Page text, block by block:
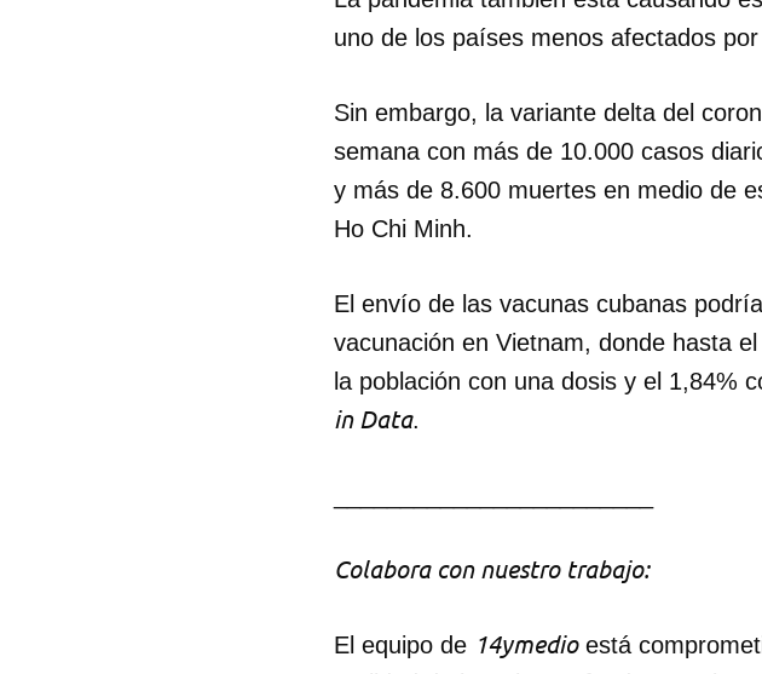
Guardar como favorito
uno de los países menos afectados
Sin embargo, la variante delta del
semana con más de 10.000 casos
y más de 8.600 muertes en medio de
Ho Chi Minh.
El envío de las vacunas cubanas
vacunación en Vietnam, donde hasta
la población con una dosis y el 1,84%
in Data.
Colabora con nuestro trabajo:
El equipo de 14ymedioestá